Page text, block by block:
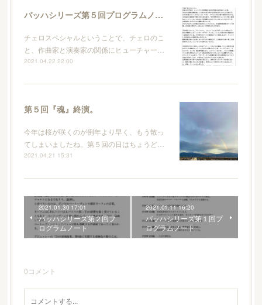
バッハシリーズ第５回プログラムノート
チェロスペシャルということで、チェロのこ
と、作曲家と演奏家の関係にヒューチャー…
2021.04.22 22:00
第５回『魂』終演。
今年は桜が咲くのが例年より早く、もう散っ
てしまいましたね。第５回の日はちょうど…
2021.04.21 15:31
2021.01.30 17:01
バッハシリーズ第２回プ
ログラムノート
2021.01.11 16:20
バッハシリーズ第１回プ
ログラムノート
0コメント